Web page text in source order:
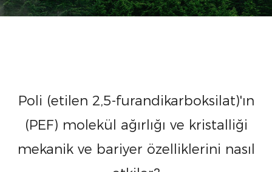
Poli (etilen 2,5-furandikarboksilat)'ın
(PEF) molekül ağırlığı ve kristalliği
mekanik ve bariyer özelliklerini nasıl